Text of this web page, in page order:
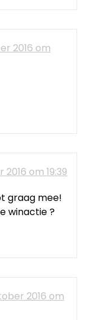
2016 om
om 19:39
graag mee!
winactie ?
2016 om